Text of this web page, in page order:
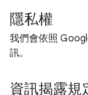
隱私權
我們會依照
訊。
資訊揭露規